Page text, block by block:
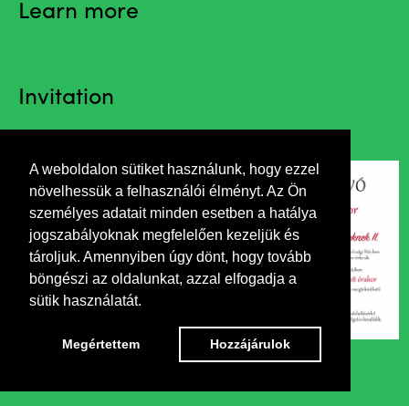
A weboldalon sütiket használunk, hogy ezzel
növelhessük a felhasználói élményt. Az Ön
személyes adatait minden esetben a hatálya
jogszabályoknak megfelelően kezeljük és
tároljuk. Amennyiben úgy dönt, hogy tovább
böngészi az oldalunkat, azzal elfogadja a
sütik használatát.
Megértettem Hozzájárulok
Learn more
Invitation